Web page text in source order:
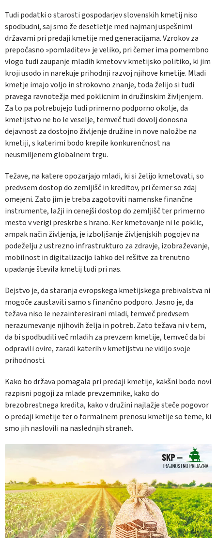
Tudi podatki o starosti gospodarjev slovenskih kmetij niso
spodbudni, saj smo že desetletje med najmanj uspešnimi
državami pri predaji kmetije med generacijama. Vzrokov za
prepočasno »pomladitev« je veliko, pri čemer ima pomembno
vlogo tudi zaupanje mladih kmetov v kmetijsko politiko, ki jim
kroji usodo in narekuje prihodnji razvoj njihove kmetije. Mladi
kmetje imajo voljo in strokovno znanje, toda želijo si tudi
pravega ravnotežja med poklicnim in družinskim življenjem.
Za to pa potrebujejo tudi primerno podporno okolje, da
kmetijstvo ne bo le veselje, temveč tudi dovolj donosna
dejavnost za dostojno življenje družine in nove naložbe na
kmetiji, s katerimi bodo krepile konkurenčnost na
neusmiljenem globalnem trgu.
Težave, na katere opozarjajo mladi, ki si želijo kmetovati, so
predvsem dostop do zemljišč in kreditov, pri čemer so zdaj
omejeni. Zato jim je treba zagotoviti namenske finančne
instrumente, lažji in cenejši dostop do zemljišč ter primerno
mesto v verigi preskrbe s hrano. Ker kmetovanje ni le poklic,
ampak način življenja, je izboljšanje življenjskih pogojev na
podeželju z ustrezno infrastrukturo za zdravje, izobraževanje,
mobilnost in digitalizacijo lahko del rešitve za trenutno
upadanje števila kmetij tudi pri nas.
Dejstvo je, da staranja evropskega kmetijskega prebivalstva ni
mogoče zaustaviti samo s finančno podporo. Jasno je, da
težava niso le nezainteresirani mladi, temveč predvsem
nerazumevanje njihovih želja in potreb. Zato težava ni v tem,
da bi spodbudili več mladih za prevzem kmetije, temveč da bi
odpravili ovire, zaradi katerih v kmetijstvu ne vidijo svoje
prihodnosti.
Kako bo država pomagala pri predaji kmetije, kakšni bodo novi
razpisni pogoji za mlade prevzemnike, kako do
brezobrestnega kredita, kako v družini najlažje steče pogovor
o predaji kmetije ter o formalnem prenosu kmetije so teme, ki
smo jih naslovili na naslednjih straneh.